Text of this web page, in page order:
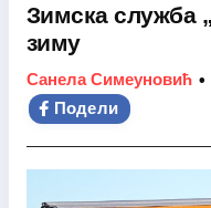
Зимска служба
зиму
Санела Симеуновић •
Подели